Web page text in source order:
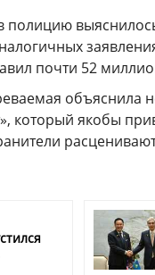
почти 52
объяснила
который якобы